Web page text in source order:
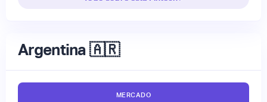
Argentina 🇦🇷
MERCADO